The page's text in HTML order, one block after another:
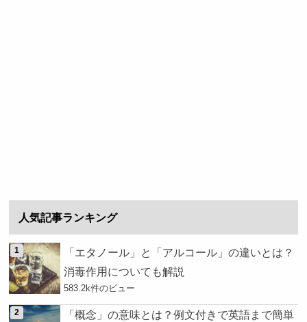
人気記事ランキング
「エタノール」と「アルコール」の違いとは？
消毒作用についても解説
583.2k件のビュー
「概念」の意味とは？例文付きで英語まで簡単